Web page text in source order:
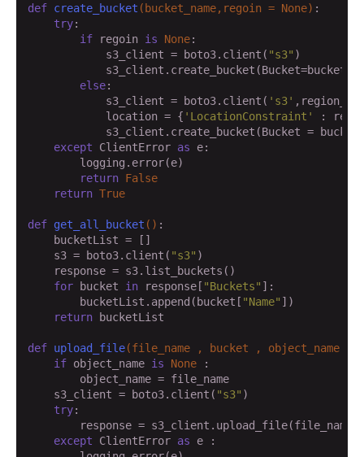
def create_bucket (bucket_name,regoin = None) :
try:
if regoin is None:
            s3_client = boto3.client(
"s3" )
else:
            s3_client = boto3.client(
's3'
            location = {
'LocationConstraint'
:
s3_client.create_bucket(Bucket =
except ClientError as e:
        logging.error(e)
return False
return True
def get_all_bucket () :
    bucketList = []
    s3 = boto3.client(
"s3" )
    response = s3.list_buckets()
for bucket in response[ "Buckets" ]:
        bucketList.append(bucket[
"Name" ])
return bucketList
def upload_file(file_name , bucket , object_name =
if object_name is None :
        object_name = file_name
    s3_client = boto3.client(
"s3" )
try:
response = s3_client.upload_file(file_name
except ClientError as e :